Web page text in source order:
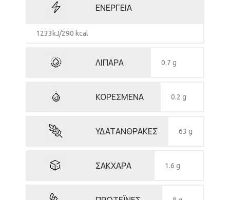
ΕΝΕΡΓΕΙΑ
1233kJ/290 kcal
ΛΙΠΑΡΑ 0.7 g
ΚΟΡΕΣΜΕΝΑ 0.2 g
ΥΔΑΤΑΝΘΡΑΚΕΣ 63 g
ΣΑΚΧΑΡΑ 1.6 g